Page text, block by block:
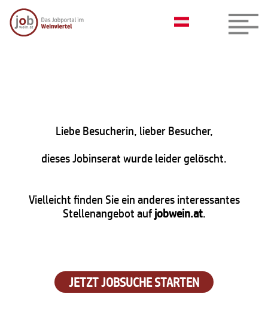
Liebe Besucherin, lieber Besucher,
dieses Jobinserat wurde leider gelöscht.
Vielleicht finden Sie ein anderes interessantes
Stellenangebot aufjobwein.at.
JETZT JOBSUCHE STARTEN